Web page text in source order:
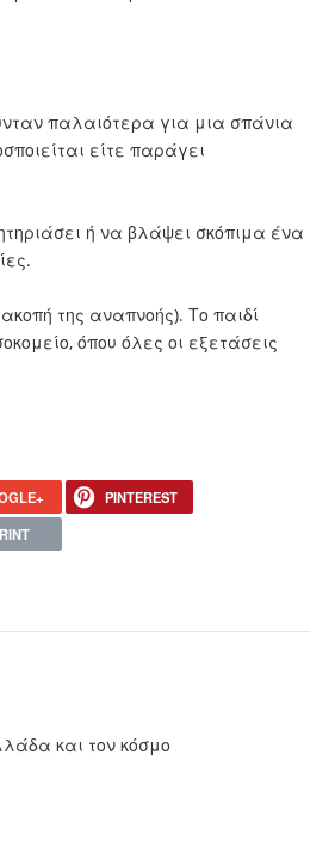
παλαιότερα για μια σπάνια
είτε παράγει
ή να βλάψει σκόπιμα ένα
της αναπνοής). Το παιδί
όπου όλες οι εξετάσεις
PINTEREST
και τον κόσμο